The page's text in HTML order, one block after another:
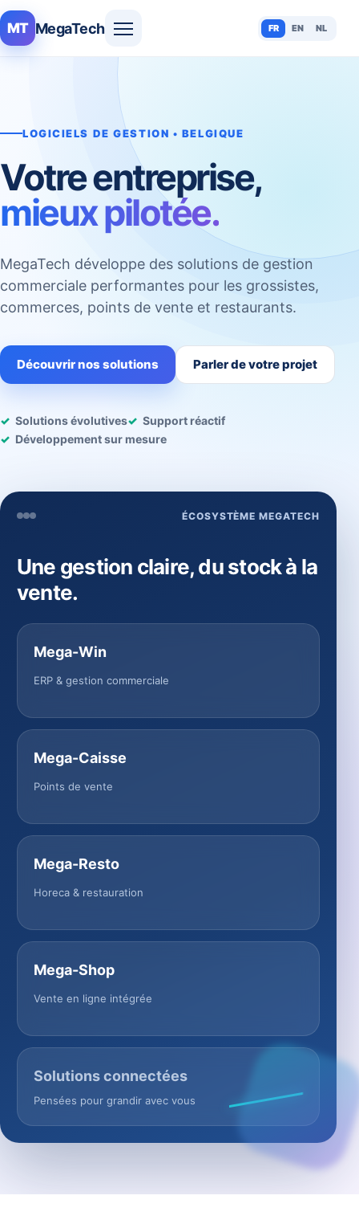
MT MegaTech FR EN NL
LOGICIELS DE GESTION • BELGIQUE
Votre entreprise,
mieux pilotée.
MegaTech développe des solutions de gestion
commerciale performantes pour les grossistes,
commerces, points de vente et restaurants.
Découvrir nos solutions Parler de votre projet
Solutions évolutives
Support réactif
Développement sur mesure
ÉCOSYSTÈME MEGATECH
Une gestion claire, du stock à la
vente.
Mega-Win
ERP & gestion commerciale
Mega-Caisse
Points de vente
Mega-Resto
Horeca & restauration
Mega-Shop
Vente en ligne intégrée
Solutions connectées
Pensées pour grandir avec vous